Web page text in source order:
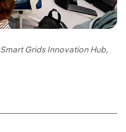
Grids Innovation Hub,